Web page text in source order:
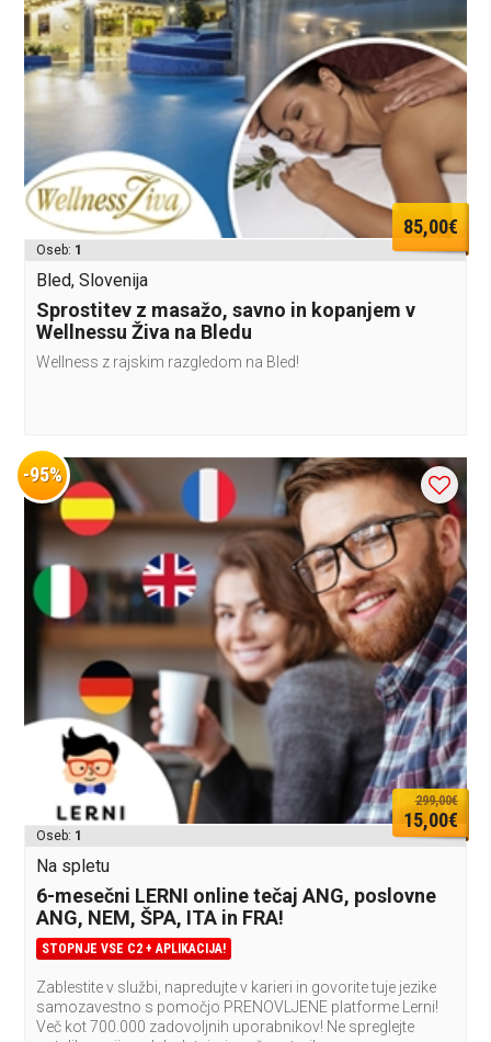
85,00€
Oseb: 1
Bled, Slovenija
Sprostitev z masažo, savno in kopanjem v
Wellnessu Živa na Bledu
Wellness z rajskim razgledom na Bled!
-95%
299,00€
15,00€
Oseb: 1
Na spletu
6-mesečni LERNI online tečaj ANG, poslovne
ANG, NEM, ŠPA, ITA in FRA!
STOPNJE VSE C2 + APLIKACIJA!
Zablestite v službi, napredujte v karieri in govorite tuje jezike
samozavestno s pomočjo PRENOVLJENE platforme Lerni!
Več kot 700.000 zadovoljnih uporabnikov! Ne spreglejte